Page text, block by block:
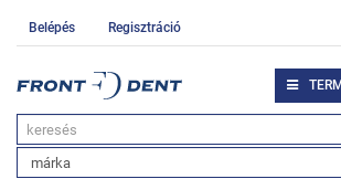
Belépés Regisztráció